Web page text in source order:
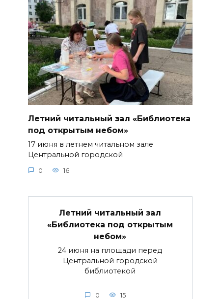
Летний читальный зал «Библиотека
под открытым небом»
17 июня в летнем читальном зале
Центральной городской
0 16
Летний читальный зал
«Библиотека под открытым
небом»
24 июня на площади перед
Центральной городской
библиотекой
0 15